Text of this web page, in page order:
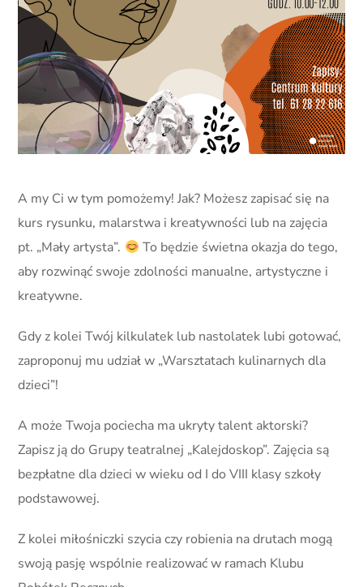
A my Ci w tym pomożemy! Jak? Możesz zapisać się na
kurs rysunku, malarstwa i kreatywności lub na zajęcia
pt. „Mały artysta”.
To będzie świetna okazja do tego,
aby rozwinąć swoje zdolności manualne, artystyczne i
kreatywne.
Gdy z kolei Twój kilkulatek lub nastolatek lubi gotować,
zaproponuj mu udział w „Warsztatach kulinarnych dla
dzieci”!
A może Twoja pociecha ma ukryty talent aktorski?
Zapisz ją do Grupy teatralnej „Kalejdoskop”. Zajęcia są
bezpłatne dla dzieci w wieku od I do VIII klasy szkoły
podstawowej.
Z kolei miłośniczki szycia czy robienia na drutach mogą
swoją pasję wspólnie realizować w ramach Klubu